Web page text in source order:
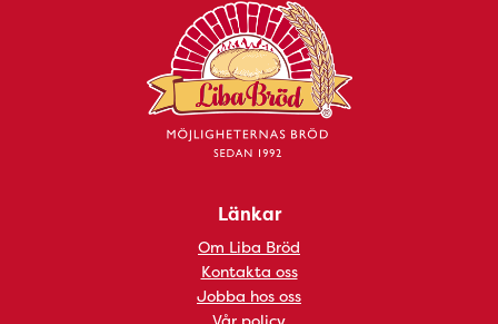
Länkar
Om Liba Bröd
Kontakta oss
Jobba hos oss